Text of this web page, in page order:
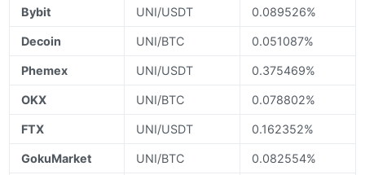
Bybit UNI/USDT 0.089526%
Decoin UNI/BTC 0.051087%
Phemex UNI/USDT 0.375469%
OKX UNI/BTC 0.078802%
FTX UNI/USDT 0.162352%
GokuMarket UNI/BTC 0.082554%